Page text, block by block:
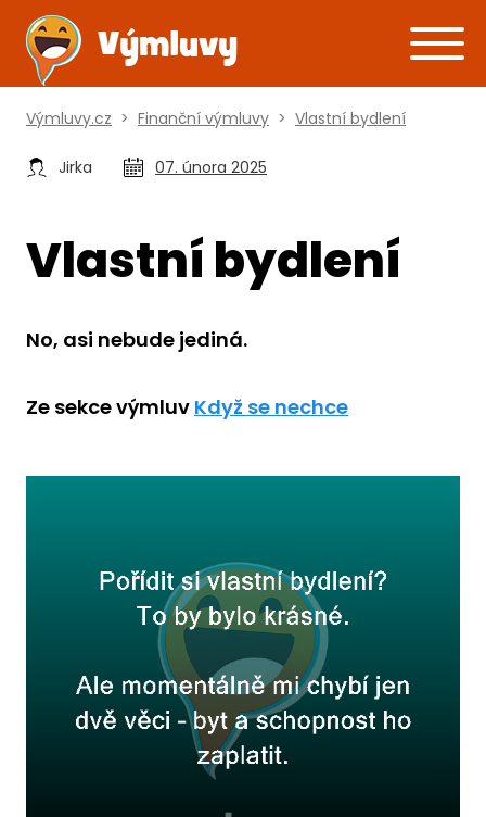
Výmluvy.cz > Finanční výmluvy > Vlastní bydlení
Jirka 07. února 2025
Vlastní bydlení
No, asi nebude jediná.
Ze sekce výmluv Když se nechce